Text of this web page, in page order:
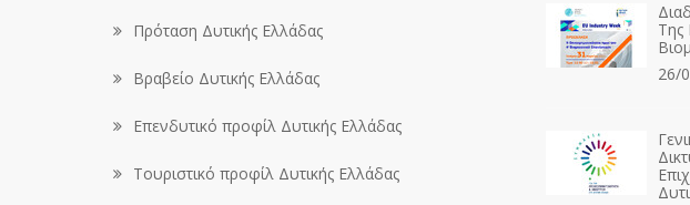
Πρόταση Δυτικής Ελλάδας
Βραβείο Δυτικής Ελλάδας
Επενδυτικό προφίλ Δυτικής Ελλάδας
Τουριστικό προφίλ Δυτικής Ελλάδας
Της
26/